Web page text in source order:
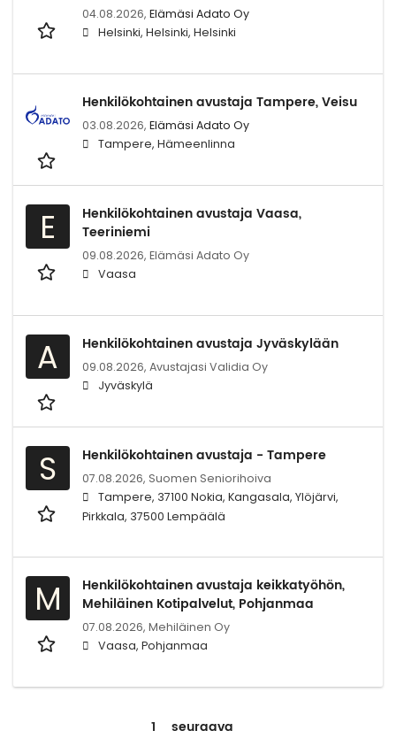
04.08.2026, Elämäsi Adato Oy
Helsinki, Helsinki, Helsinki
Henkilökohtainen avustaja Tampere, Veisu
03.08.2026, Elämäsi Adato Oy
Tampere, Hämeenlinna
E
Henkilökohtainen avustaja Vaasa,
Teeriniemi
09.08.2026, Elämäsi Adato Oy
Vaasa
A Henkilökohtainen avustaja Jyväskylään
09.08.2026, Avustajasi Validia Oy
Jyväskylä
S Henkilökohtainen avustaja - Tampere
07.08.2026, Suomen Seniorihoiva
Tampere, 37100 Nokia, Kangasala, Ylöjärvi,
Pirkkala, 37500 Lempäälä
M
Henkilökohtainen avustaja keikkatyöhön,
Mehiläinen Kotipalvelut, Pohjanmaa
07.08.2026, Mehiläinen Oy
Vaasa, Pohjanmaa
1 seuraava